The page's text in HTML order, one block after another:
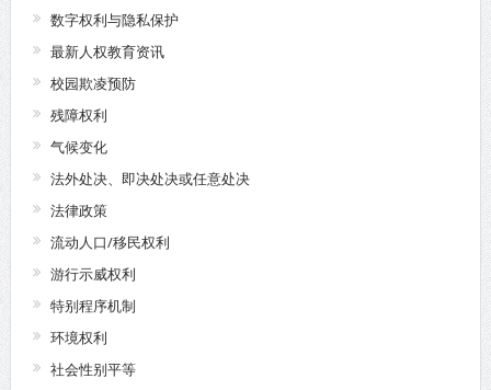
数字权利与隐私保护
最新人权教育资讯
校园欺凌预防
残障权利
气候变化
法外处决、即决处决或任意处决
法律政策
流动人口/移民权利
游行示威权利
特别程序机制
环境权利
社会性别平等